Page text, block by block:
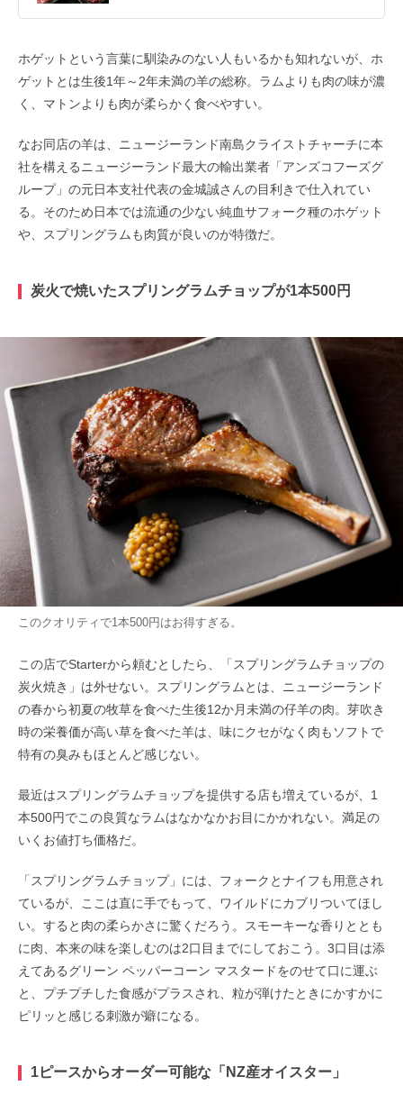
ホゲットという言葉に馴染みのない人もいるかも知れないが、ホ
ゲットとは生後1年～2年未満の羊の総称。ラムよりも肉の味が濃
く、マトンよりも肉が柔らかく食べやすい。
なお同店の羊は、ニュージーランド南島クライストチャーチに本
社を構えるニュージーランド最大の輸出業者「アンズコフーズグ
ループ」の元日本支社代表の金城誠さんの目利きで仕入れてい
る。そのため日本では流通の少ない純血サフォーク種のホゲット
や、スプリングラムも肉質が良いのが特徴だ。
炭火で焼いたスプリングラムチョップが1本500円
このクオリティで1本500円はお得すぎる。
この店でStarterから頼むとしたら、「スプリングラムチョップの
炭火焼き」は外せない。スプリングラムとは、ニュージーランド
の春から初夏の牧草を食べた生後12か月未満の仔羊の肉。芽吹き
時の栄養価が高い草を食べた羊は、味にクセがなく肉もソフトで
特有の臭みもほとんど感じない。
最近はスプリングラムチョップを提供する店も増えているが、1
本500円でこの良質なラムはなかなかお目にかかれない。満足の
いくお値打ち価格だ。
「スプリングラムチョップ」には、フォークとナイフも用意され
ているが、ここは直に手でもって、ワイルドにカブリついてほし
い。すると肉の柔らかさに驚くだろう。スモーキーな香りととも
に肉、本来の味を楽しむのは2口目までにしておこう。3口目は添
えてあるグリーン ペッパーコーン マスタードをのせて口に運ぶ
と、プチプチした食感がプラスされ、粒が弾けたときにかすかに
ピリッと感じる刺激が癖になる。
1ピースからオーダー可能な「NZ産オイスター」